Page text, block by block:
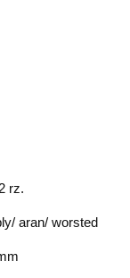
rz.
aran/ worsted